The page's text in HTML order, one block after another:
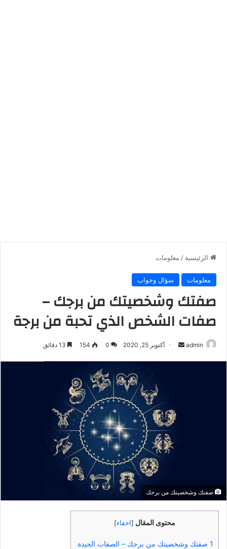
الرئيسية / معلومات
معلومات سؤال وجواب
صفتك وشخصيتك من برجك –
صفات الشخص الذي تحبة من برجة
admin
أرسل أكتوبر 25, 2020 0
154
صفتك وشخصيتك من برجك
محتوى المقال [اخفاء]
1 صفتك وشخصيتك من برجك – الصفات الجيدة